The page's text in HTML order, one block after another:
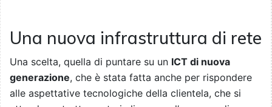
Una nuova infrastruttura di rete
Una scelta, quella di puntare su un ICT di nuova
generazione, che è stata fatta anche per rispondere
alle aspettative tecnologiche della clientela, che si